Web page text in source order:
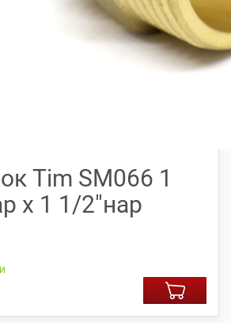
Tim SM066 1
х 1 1/2″нар